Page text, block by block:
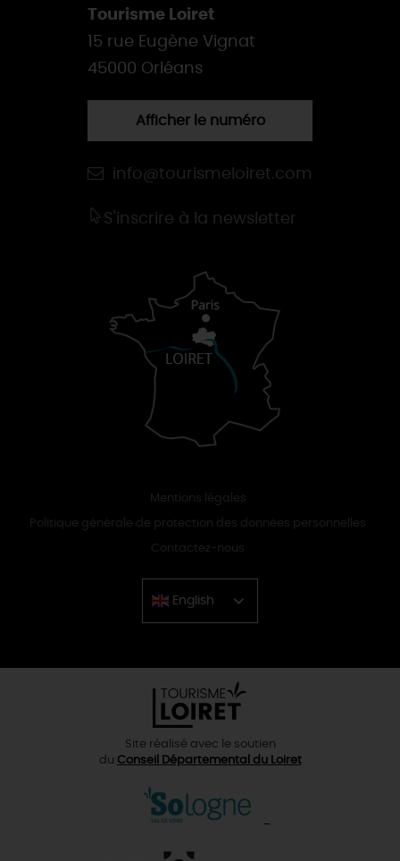
Tourisme Loiret
15 rue Eugène Vignat
45000 Orléans
Afficher le numéro
info@tourismeloiret.com
S'inscrire à la newsletter
Mentions légales
Politique générale de protection des données personnelles
Contactez-nous
English
Chinese
Site réalisé avec le soutien
du Conseil Départemental du Loiret